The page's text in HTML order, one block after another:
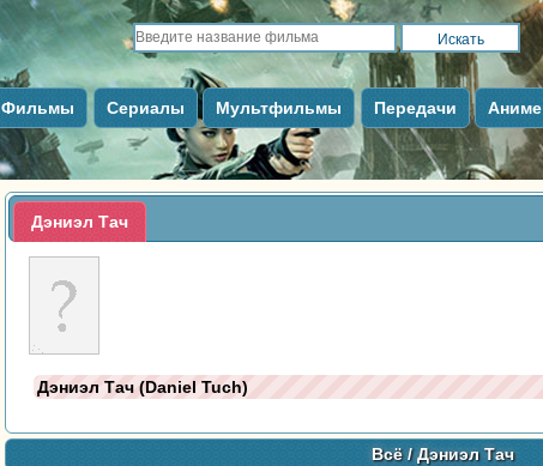
Фильмы Сериалы Мультфильмы Передачи Аниме
Дэниэл Тач
Дэниэл Тач (Daniel Tuch)
Всё/ Дэниэл Тач